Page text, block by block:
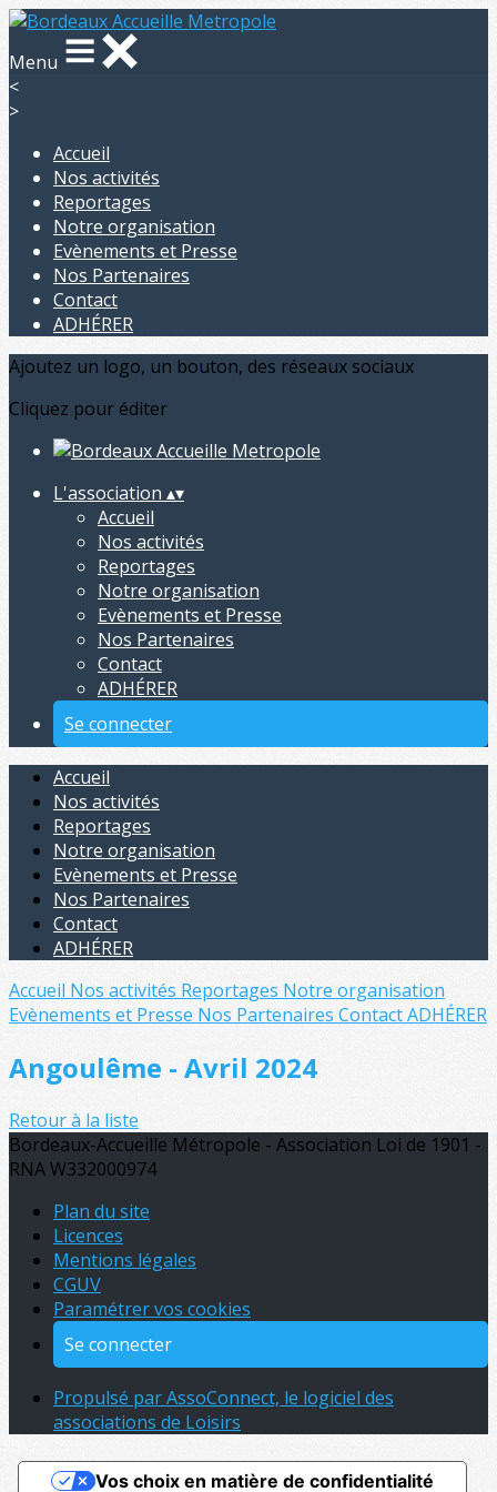
Menu
<
>
Accueil
Nos activités
Reportages
Notre organisation
Evènements et Presse
Nos Partenaires
Contact
ADHÉRER
Ajoutez un logo, un bouton, des réseaux sociaux
Cliquez pour éditer
L'association ▴▾
Accueil
Nos activités
Reportages
Notre organisation
Evènements et Presse
Nos Partenaires
Contact
ADHÉRER
Se connecter
Accueil
Nos activités
Reportages
Notre organisation
Evènements et Presse
Nos Partenaires
Contact
ADHÉRER
Accueil Nos activités Reportages Notre organisation
Evènements et Presse Nos Partenaires ContactADHÉRER
Angoulême - Avril 2024
Retour à la liste
Bordeaux-Accueille Métropole - Association Loi de 1901 -
RNA W332000974
Plan du site
Licences
Mentions légales
CGUV
Paramétrer vos cookies
Se connecter
Propulsé par AssoConnect, le logiciel des
associations de Loisirs
Vos choix en matière de confidentialité